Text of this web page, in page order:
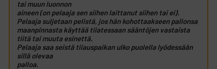
tai muun luonnon
aineen (on pelaaja sen siihen laittanut siihen tai ei).
Pelaaja suljetaan pelistä, jos hän kohottaakseen pallonsa
maanpinnasta käyttää tiiatessaan sääntöjen vastaista
tiitä tai muuta esinettä.
Pelaaja saa seistä tiiauspaikan ulko puolella lyödessään
sillä olevaa
palloa.